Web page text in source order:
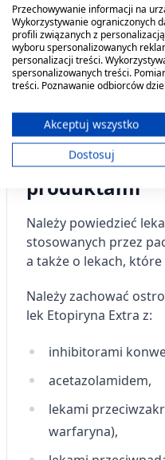
Zaburzenia nerek i
obecność leukocytów
nefropatia z martwicą
śródmiąższowe
podaniagorączka.
Stosowanie
produktami
Należy powiedzieć
stosowanych przez
a także o lekach,
Należy zachować
lek Etopiryna Extra z:
inhibitorami
acetazolamidem,
lekami
warfaryna),
Przechowywanie informacji na
Wykorzystywanie ograniczonych
profili związanych z
wyboru spersonalizowanych
personalizacji treści.
spersonalizowanych treści.
treści. Poznawanie odbiorców
ograniczonych danych do wyboru
Dane mogą być udostępniane
Twoja zgoda i polityka cookie
Wyświetl listę partnerów
Cele przetwarzania IAB:
Przechowywanie
lub dostęp do nich
Wykorzystywanie
Tworzenie profili w celu
spersonalizowanych
Tworzenie profili w celu
Wykorzystywanie profili
Akceptuj wszystko
Dostosuj